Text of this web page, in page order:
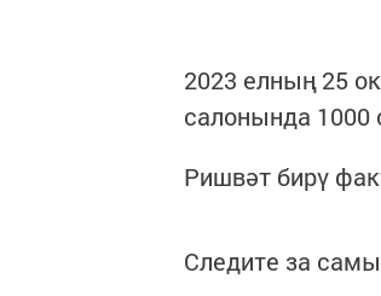
2023 елның 25
салонында 1000
Ришвәт бирү
Следите за